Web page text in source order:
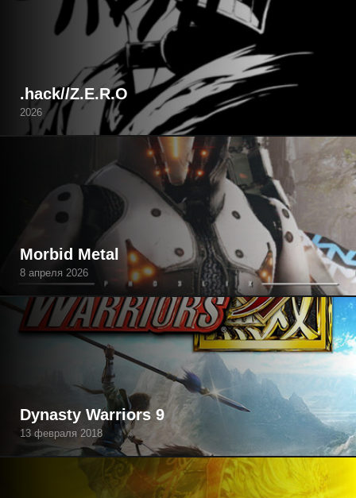
.hack//Z.E.R.O
2026
Morbid Metal
8 апреля 2026
Dynasty Warriors 9
13 февраля 2018